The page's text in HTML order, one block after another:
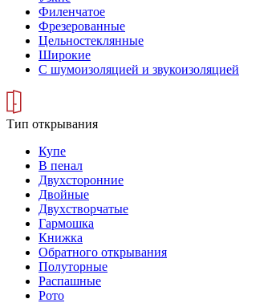
Филенчатое
Фрезерованные
Цельностеклянные
Широкие
С шумоизоляцией и звукоизоляцией
Тип открывания
Купе
В пенал
Двухсторонние
Двойные
Двухстворчатые
Гармошка
Книжка
Обратного открывания
Полуторные
Распашные
Рото